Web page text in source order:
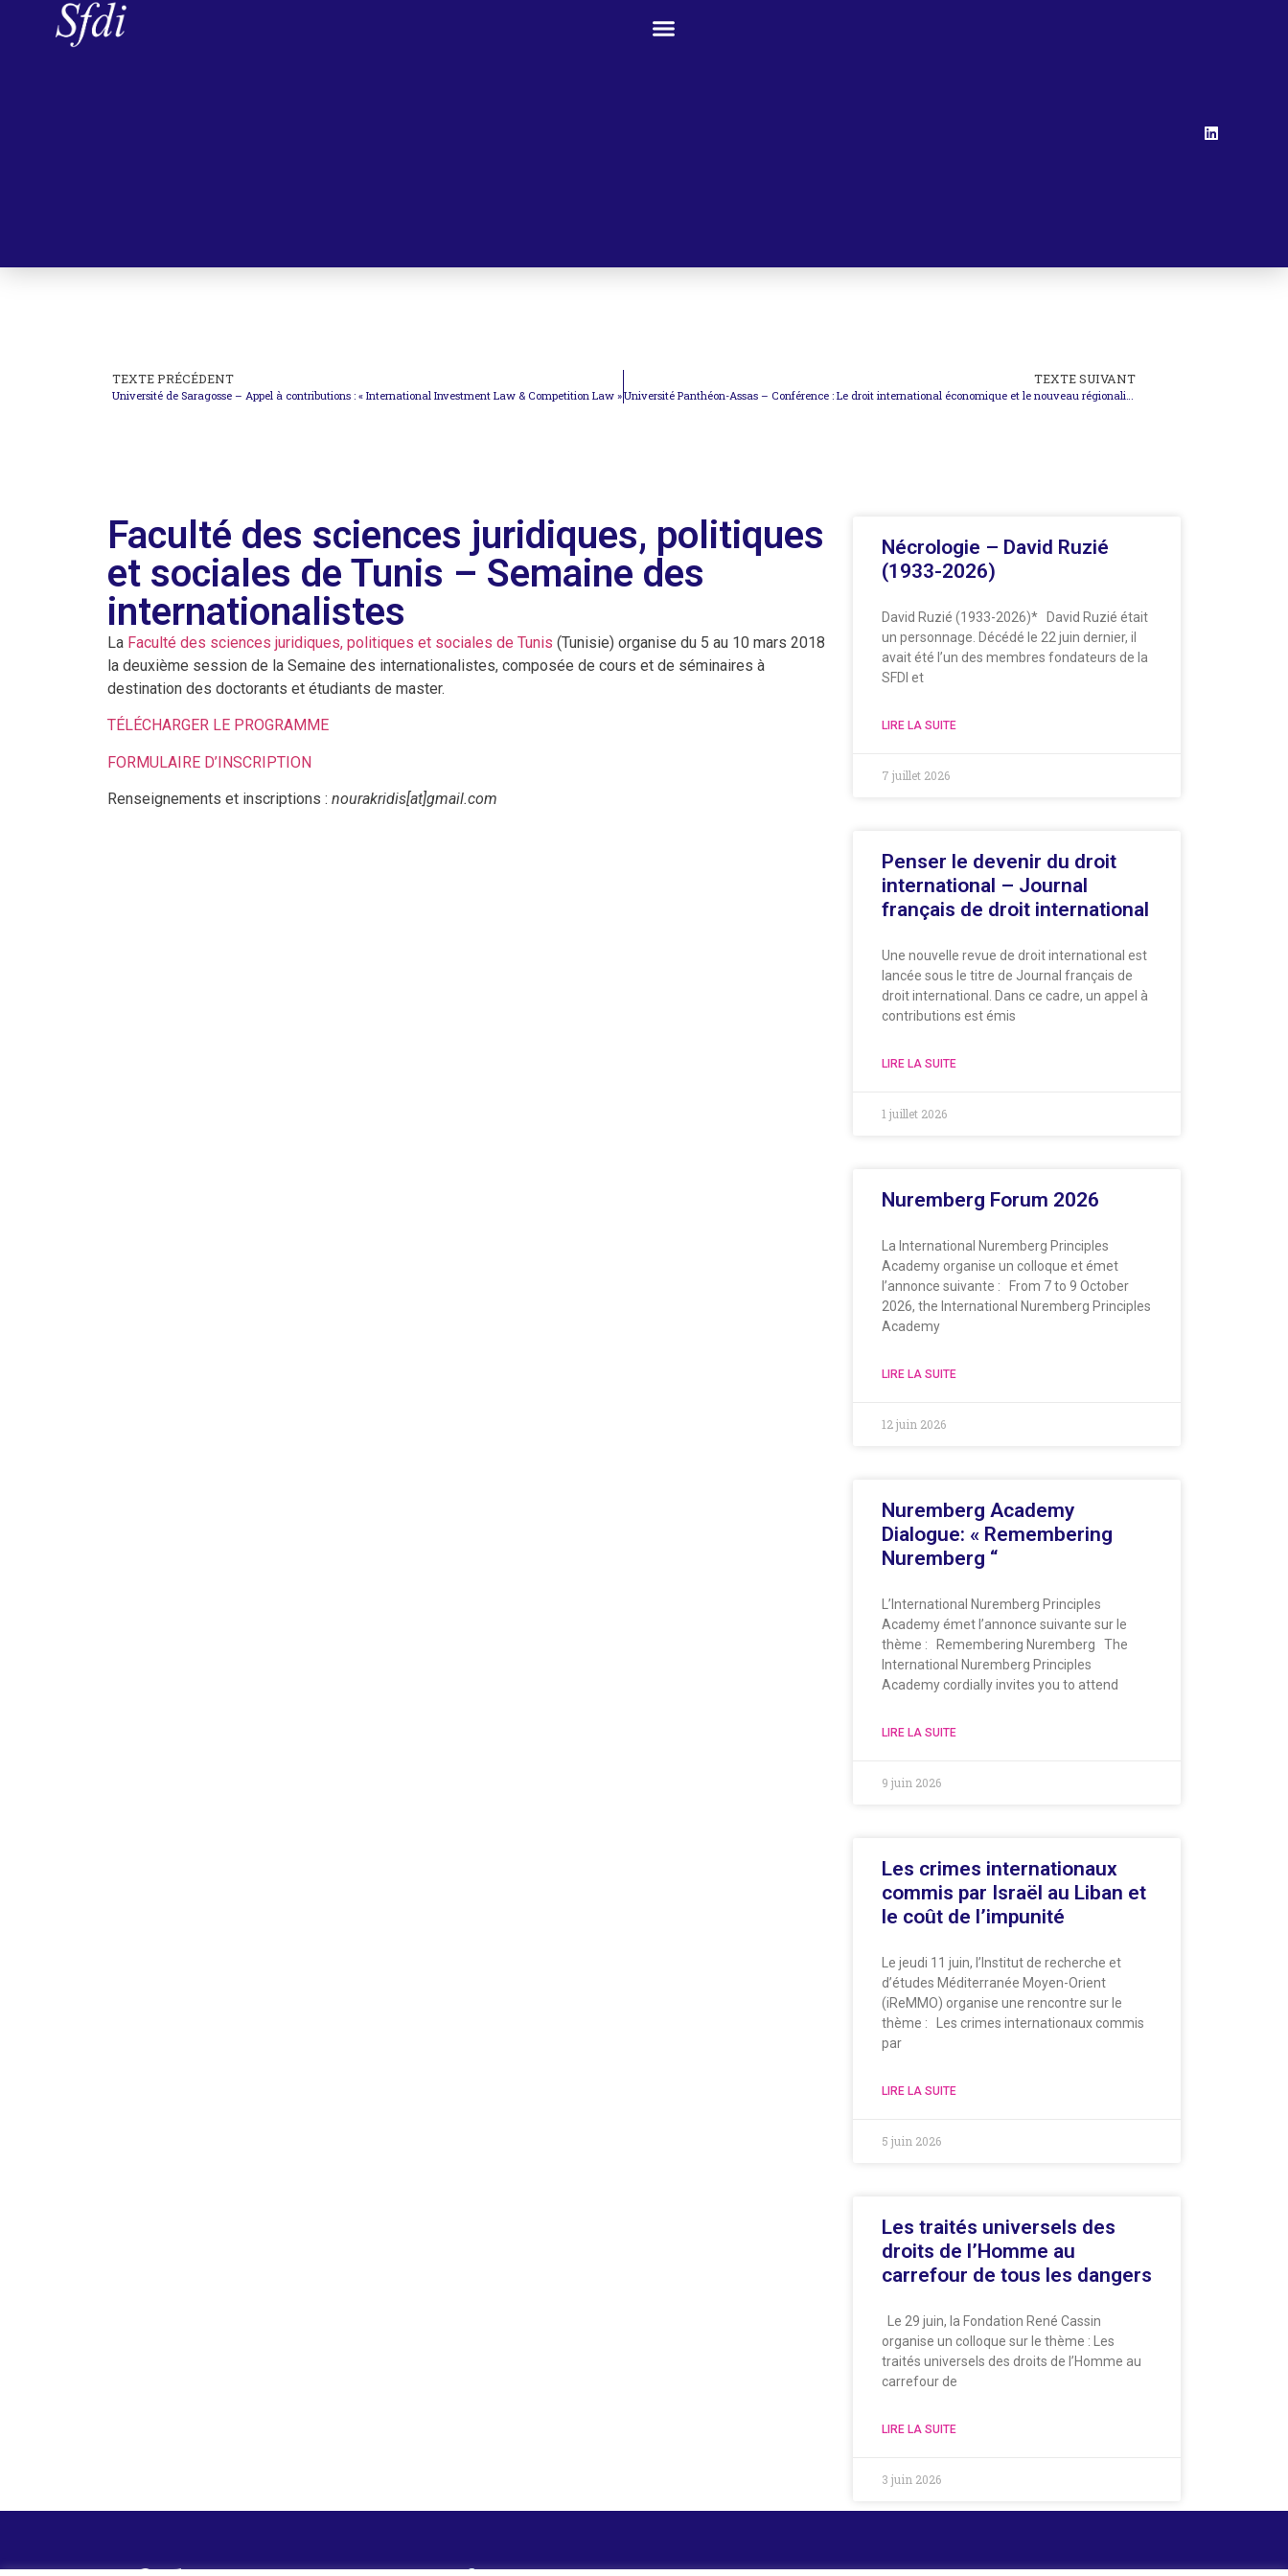
TEXTE PRÉCÉDENT
Université de Saragosse – Appel à contributions : « International Investment Law & Competition Law »
TEXTE SUIVANT
Université Panthéon-Assas – Conférence : Le droit international économique et le nouveau régionalisme économique
Faculté des sciences juridiques, politiques
et sociales de Tunis – Semaine des
internationalistes
La Faculté des sciences juridiques, politiques et sociales de Tunis (Tunisie) organise du 5 au 10 mars 2018
la deuxième session de la Semaine des internationalistes, composée de cours et de séminaires à
destination des doctorants et étudiants de master.
TÉLÉCHARGER LE PROGRAMME
FORMULAIRE D’INSCRIPTION
Renseignements et inscriptions : nourakridis[at]gmail.com
Nécrologie – David Ruzié
(1933-2026)
David Ruzié (1933-2026)* David Ruzié était
un personnage. Décédé le 22 juin dernier, il
avait été l’un des membres fondateurs de la
SFDI et
LIRE LA SUITE
7 juillet 2026
Penser le devenir du droit
international – Journal
français de droit international
Une nouvelle revue de droit international est
lancée sous le titre de Journal français de
droit international. Dans ce cadre, un appel à
contributions est émis
LIRE LA SUITE
1 juillet 2026
Nuremberg Forum 2026
La International Nuremberg Principles
Academy organise un colloque et émet
l’annonce suivante : From 7 to 9 October
2026, the International Nuremberg Principles
Academy
LIRE LA SUITE
12 juin 2026
Nuremberg Academy
Dialogue: « Remembering
Nuremberg “
L’International Nuremberg Principles
Academy émet l’annonce suivante sur le
thème : Remembering Nuremberg The
International Nuremberg Principles
Academy cordially invites you to attend
LIRE LA SUITE
9 juin 2026
Les crimes internationaux
commis par Israël au Liban et
le coût de l’impunité
Le jeudi 11 juin, l’Institut de recherche et
d’études Méditerranée Moyen-Orient
(iReMMO) organise une rencontre sur le
thème : Les crimes internationaux commis
par
LIRE LA SUITE
5 juin 2026
Les traités universels des
droits de l’Homme au
carrefour de tous les dangers
Le 29 juin, la Fondation René Cassin
organise un colloque sur le thème : Les
traités universels des droits de l’Homme au
carrefour de
LIRE LA SUITE
3 juin 2026